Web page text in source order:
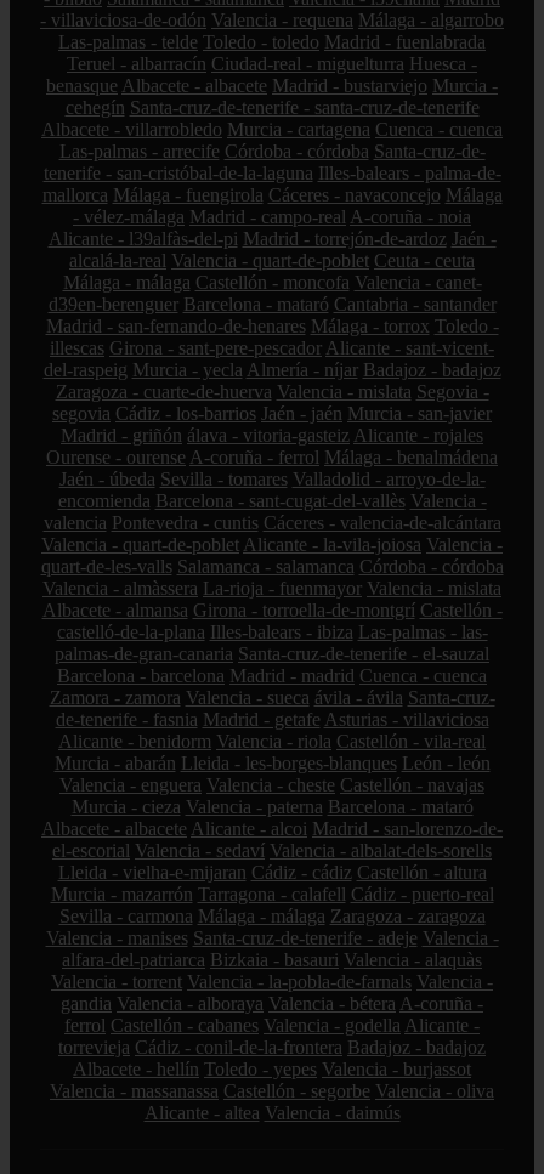
- villaviciosa-de-odón Valencia - requena Málaga - algarrobo
Las-palmas - telde Toledo - toledo Madrid - fuenlabrada
Teruel - albarracín Ciudad-real - miguelturra Huesca -
benasque Albacete - albacete Madrid - bustarviejo Murcia -
cehegín Santa-cruz-de-tenerife - santa-cruz-de-tenerife
Albacete - villarrobledo Murcia - cartagena Cuenca - cuenca
Las-palmas - arrecife Córdoba - córdoba Santa-cruz-de-
tenerife - san-cristóbal-de-la-laguna Illes-balears - palma-de-
mallorca Málaga - fuengirola Cáceres - navaconcejo Málaga
- vélez-málaga Madrid - campo-real A-coruña - noia
Alicante - l39alfàs-del-pi Madrid - torrejón-de-ardoz Jaén -
alcalá-la-real Valencia - quart-de-poblet Ceuta - ceuta
Málaga - málaga Castellón - moncofa Valencia - canet-
d39en-berenguer Barcelona - mataró Cantabria - santander
Madrid - san-fernando-de-henares Málaga - torrox Toledo -
illescas Girona - sant-pere-pescador Alicante - sant-vicent-
del-raspeig Murcia - yecla Almería - níjar Badajoz - badajoz
Zaragoza - cuarte-de-huerva Valencia - mislata Segovia -
segovia Cádiz - los-barrios Jaén - jaén Murcia - san-javier
Madrid - griñón álava - vitoria-gasteiz Alicante - rojales
Ourense - ourense A-coruña - ferrol Málaga - benalmádena
Jaén - úbeda Sevilla - tomares Valladolid - arroyo-de-la-
encomienda Barcelona - sant-cugat-del-vallès Valencia -
valencia Pontevedra - cuntis Cáceres - valencia-de-alcántara
Valencia - quart-de-poblet Alicante - la-vila-joiosa Valencia -
quart-de-les-valls Salamanca - salamanca Córdoba - córdoba
Valencia - almàssera La-rioja - fuenmayor Valencia - mislata
Albacete - almansa Girona - torroella-de-montgrí Castellón -
castelló-de-la-plana Illes-balears - ibiza Las-palmas - las-
palmas-de-gran-canaria Santa-cruz-de-tenerife - el-sauzal
Barcelona - barcelona Madrid - madrid Cuenca - cuenca
Zamora - zamora Valencia - sueca ávila - ávila Santa-cruz-
de-tenerife - fasnia Madrid - getafe Asturias - villaviciosa
Alicante - benidorm Valencia - riola Castellón - vila-real
Murcia - abarán Lleida - les-borges-blanques León - león
Valencia - enguera Valencia - cheste Castellón - navajas
Murcia - cieza Valencia - paterna Barcelona - mataró
Albacete - albacete Alicante - alcoi Madrid - san-lorenzo-de-
el-escorial Valencia - sedaví Valencia - albalat-dels-sorells
Lleida - vielha-e-mijaran Cádiz - cádiz Castellón - altura
Murcia - mazarrón Tarragona - calafell Cádiz - puerto-real
Sevilla - carmona Málaga - málaga Zaragoza - zaragoza
Valencia - manises Santa-cruz-de-tenerife - adeje Valencia -
alfara-del-patriarca Bizkaia - basauri Valencia - alaquàs
Valencia - torrent Valencia - la-pobla-de-farnals Valencia -
gandia Valencia - alboraya Valencia - bétera A-coruña -
ferrol Castellón - cabanes Valencia - godella Alicante -
torrevieja Cádiz - conil-de-la-frontera Badajoz - badajoz
Albacete - hellín Toledo - yepes Valencia - burjassot
Valencia - massanassa Castellón - segorbe Valencia - oliva
Alicante - altea Valencia - daimús